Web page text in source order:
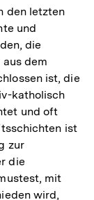
den letzten
und
die
dem
ist, die
katholisch
und oft
ist
zur
die
mit
wird,